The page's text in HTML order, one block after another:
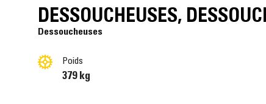
DESSOUCHEUSES,
Dessoucheuses
Poids
379 kg